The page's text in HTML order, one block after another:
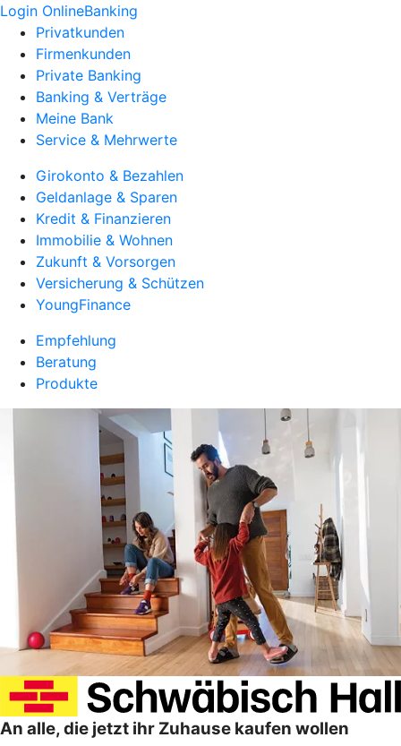
Login OnlineBanking
Privatkunden
Firmenkunden
Private Banking
Banking & Verträge
Meine Bank
Service & Mehrwerte
Girokonto & Bezahlen
Geldanlage & Sparen
Kredit & Finanzieren
Immobilie & Wohnen
Zukunft & Vorsorgen
Versicherung & Schützen
YoungFinance
Empfehlung
Beratung
Produkte
An alle, die jetzt ihr Zuhause kaufen wollen